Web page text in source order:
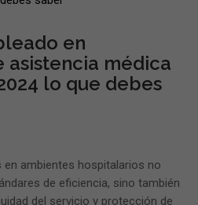
en
asistencia médica
lo que debes
ambientes hospitalarios no
de eficiencia, sino también
del servicio y protección de